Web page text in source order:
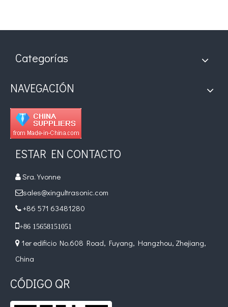
Categorías
NAVEGACIÓN
ESTAR EN CONTACTO
 Sra. Yvonne
sales@xingultrasonic.com
 +86 571 63481280
+86 15658151051
 1er edificio No.608 Road, Fuyang, Hangzhou, Zhejiang,
China
CÓDIGO QR